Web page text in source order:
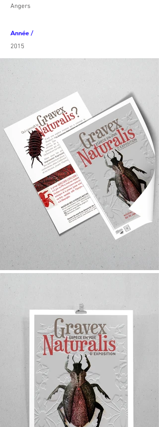
Angers
Année /
2015